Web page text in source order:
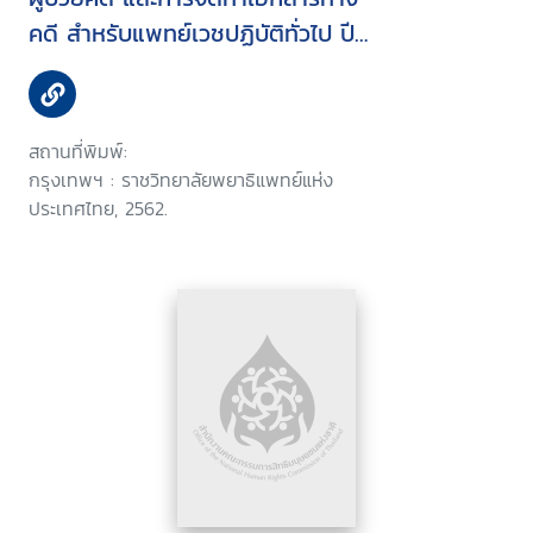
คดี สำหรับแพทย์เวชปฏิบัติทั่วไป ปี
พ.ศ. 2562
สถานที่พิมพ์:
กรุงเทพฯ : ราชวิทยาลัยพยาธิแพทย์แห่ง
ประเทศไทย, 2562.